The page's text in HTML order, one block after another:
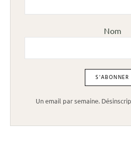
Nom
Un email par semaine.